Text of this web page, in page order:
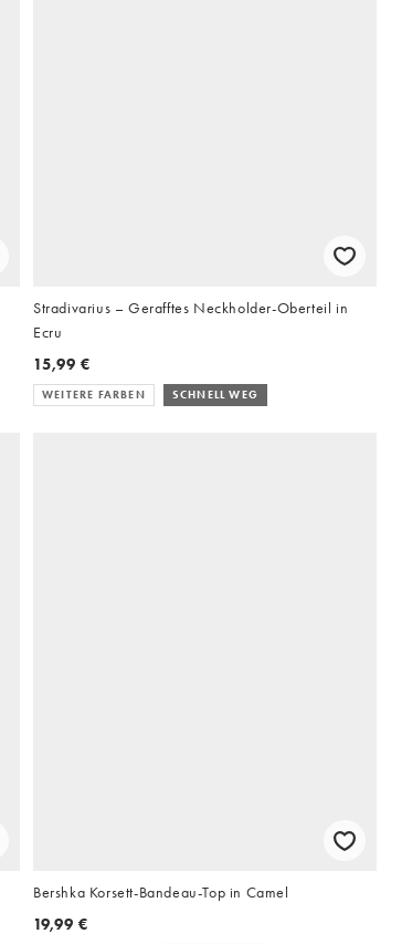
Stradivarius – Gerafftes Neckholder-Oberteil in
Ecru
15,99 €
WEITERE FARBEN SCHNELL WEG
Bershka Korsett-Bandeau-Top in Camel
19,99 €